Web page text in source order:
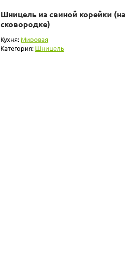
Шницель из свиной корейки (на
сковородке)
Кухня: Мировая
Категория: Шницель